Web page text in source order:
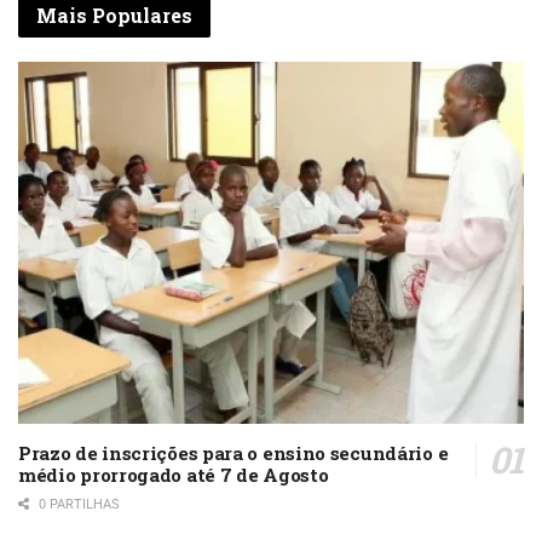
Mais Populares
Prazo de inscrições para o ensino secundário e
médio prorrogado até 7 de Agosto
0 PARTILHAS